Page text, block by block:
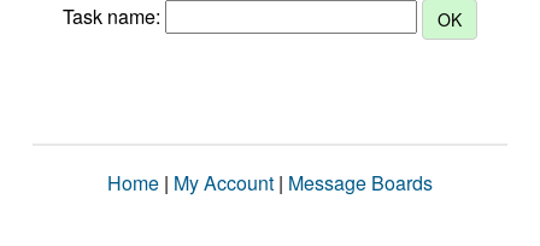
Task name:
Home | My Account | Message Boards